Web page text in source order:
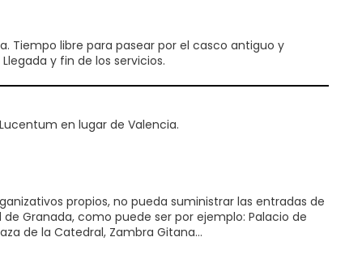
Tiempo libre para pasear por el casco antiguo y
y fin de los servicios.
en lugar de Valencia.
propios, no pueda suministrar las entradas de
Granada, como puede ser por ejemplo: Palacio de
de la Catedral, Zambra Gitana…